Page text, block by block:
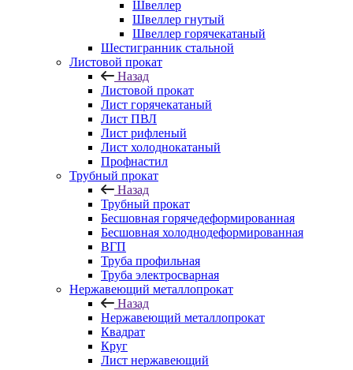
Швеллер
Швеллер гнутый
Швеллер горячекатаный
Шестигранник стальной
Листовой прокат
Назад
Листовой прокат
Лист горячекатаный
Лист ПВЛ
Лист рифленый
Лист холоднокатаный
Профнастил
Трубный прокат
Назад
Трубный прокат
Бесшовная горячедеформированная
Бесшовная холоднодеформированная
ВГП
Труба профильная
Труба электросварная
Нержавеющий металлопрокат
Назад
Нержавеющий металлопрокат
Квадрат
Круг
Лист нержавеющий